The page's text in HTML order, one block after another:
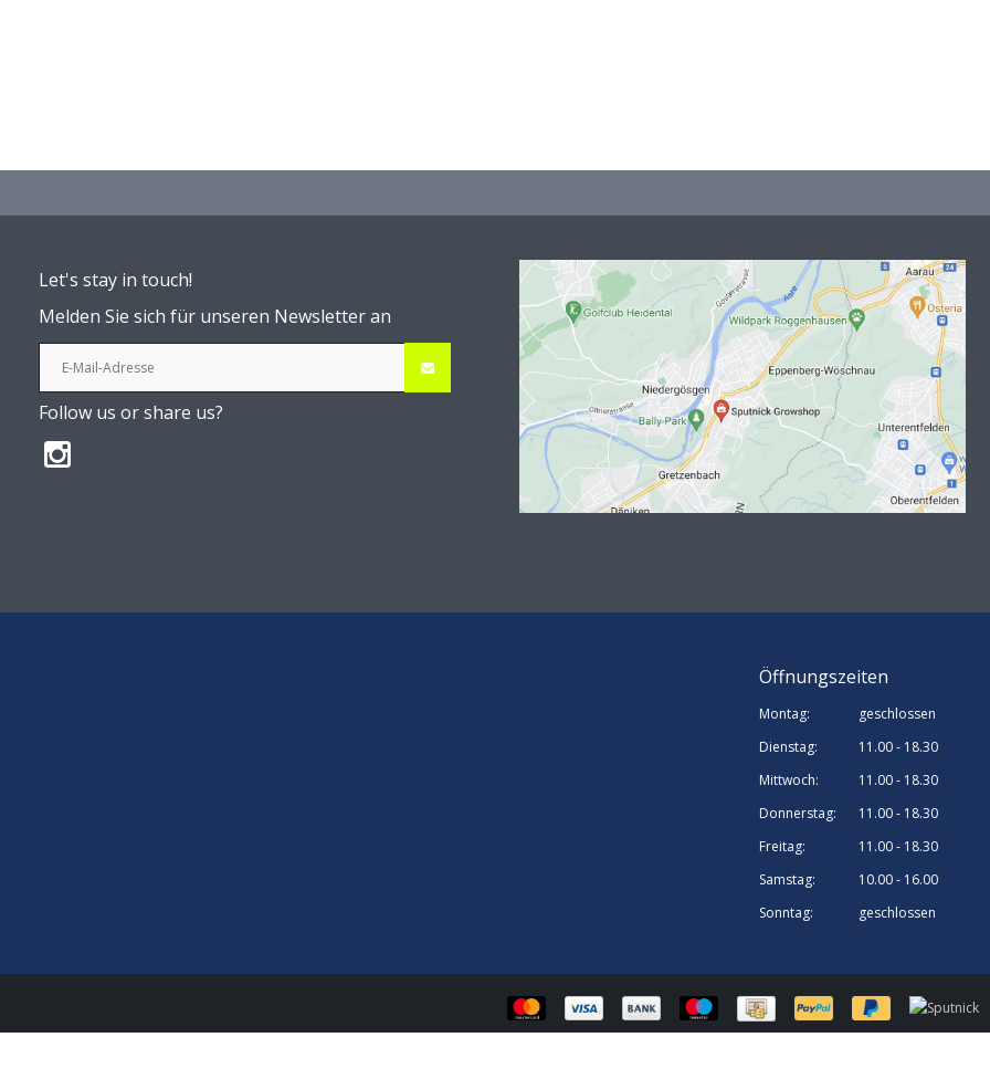
Let's stay in touch!
Melden Sie sich für unseren Newsletter an
Follow us or share us?
Öffnungszeiten
Montag:
geschlossen
Dienstag:
11.00 - 18.30
Mittwoch:
11.00 - 18.30
Donnerstag:
11.00 - 18.30
Freitag:
11.00 - 18.30
Samstag:
10.00 - 16.00
Sonntag:
geschlossen